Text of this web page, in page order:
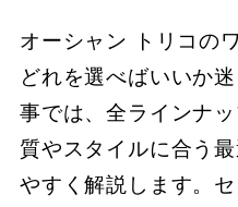
オーシャン トリコの
どれを選べばいいか
事では、全ラインナ
質やスタイルに合う
やすく解説します。